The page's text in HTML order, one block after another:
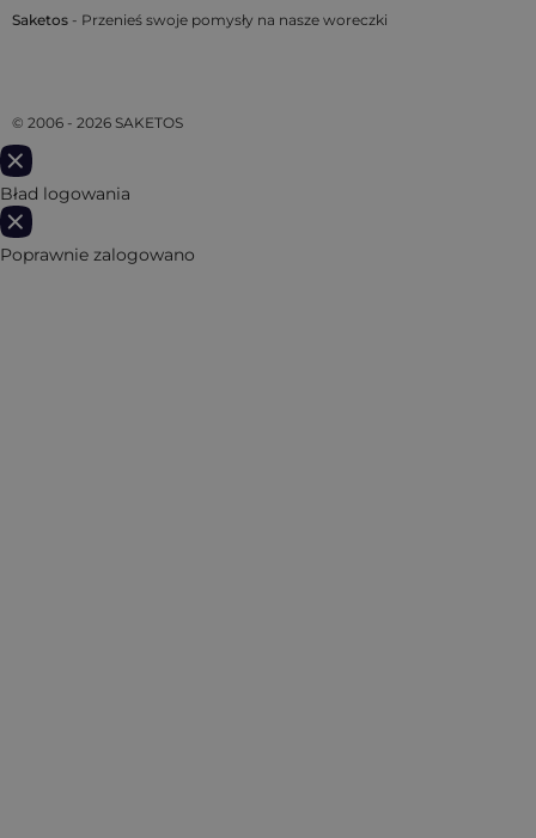
Saketos - Przenieś swoje pomysły na nasze woreczki
© 2006 - 2026 SAKETOS
Bład logowania
Poprawnie zalogowano